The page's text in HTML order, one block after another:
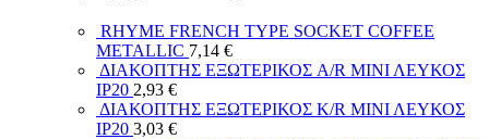
RHYME FRENCH TYPE SOCKET COFFEE
METALLIC 7,14 €
ΔΙΑΚΟΠΤΗΣ ΕΞΩΤΕΡΙΚΟΣ A/R ΜΙΝΙ ΛΕΥΚΟΣ
ΙΡ20 2,93 €
ΔΙΑΚΟΠΤΗΣ ΕΞΩΤΕΡΙΚΟΣ K/R ΜΙΝΙ ΛΕΥΚΟΣ
ΙΡ20 3,03 €